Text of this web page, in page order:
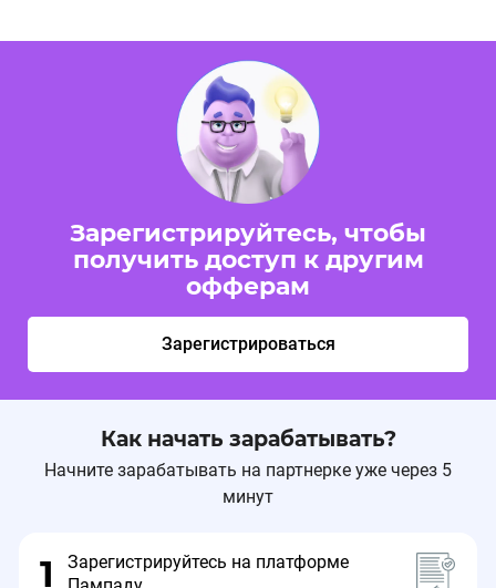
Зарегистрируйтесь, чтобы
получить доступ к другим
офферам
Зарегистрироваться
Как начать зарабатывать?
Начните зарабатывать на партнерке уже через 5
минут
1
Зарегистрируйтесь на платформе